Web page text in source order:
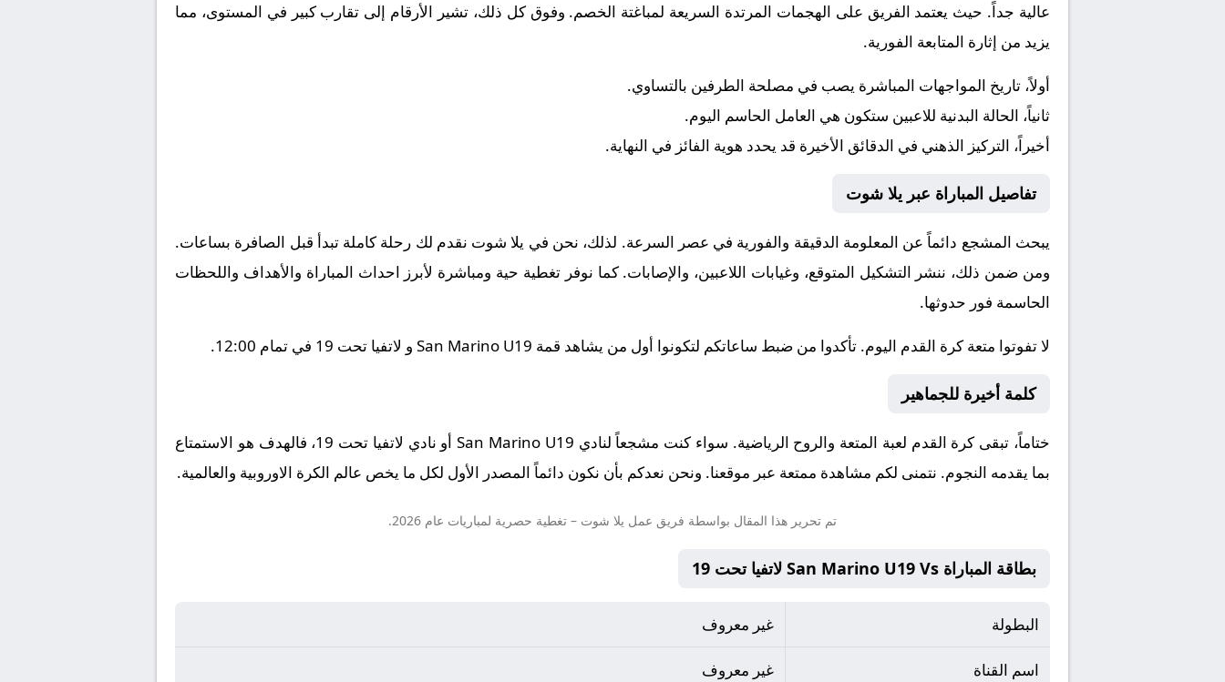
عالية جداً. حيث يعتمد الفريق على الهجمات المرتدة السريعة لمباغتة الخصم. وفوق كل ذلك، تشير الأرقام إلى تقارب كبير في المستوى، مما
يزيد من إثارة المتابعة الفورية.
أولاً، تاريخ المواجهات المباشرة يصب في مصلحة الطرفين بالتساوي.
ثانياً، الحالة البدنية للاعبين ستكون هي العامل الحاسم اليوم.
أخيراً، التركيز الذهني في الدقائق الأخيرة قد يحدد هوية الفائز في النهاية.
تفاصيل المباراة عبر يلا شوت
يبحث المشجع دائماً عن المعلومة الدقيقة والفورية في عصر السرعة. لذلك، نحن في يلا شوت نقدم لك رحلة كاملة تبدأ قبل الصافرة بساعات.
ومن ضمن ذلك، ننشر التشكيل المتوقع، وغيابات اللاعبين، والإصابات. كما نوفر تغطية حية ومباشرة لأبرز احداث المباراة والأهداف واللحظات
الحاسمة فور حدوثها.
لا تفوتوا متعة كرة القدم اليوم. تأكدوا من ضبط ساعاتكم لتكونوا أول من يشاهد قمة San Marino U19 و لاتفيا تحت 19 في تمام 12:00.
كلمة أخيرة للجماهير
ختاماً، تبقى كرة القدم لعبة المتعة والروح الرياضية. سواء كنت مشجعاً لنادي San Marino U19 أو نادي لاتفيا تحت 19، فالهدف هو الاستمتاع
بما يقدمه النجوم. نتمنى لكم مشاهدة ممتعة عبر موقعنا. ونحن نعدكم بأن نكون دائماً المصدر الأول لكل ما يخص عالم الكرة الاوروبية والعالمية.
تم تحرير هذا المقال بواسطة فريق عمل يلا شوت – تغطية حصرية لمباريات عام 2026.
بطاقة المباراة San Marino U19 Vs لاتفيا تحت 19
البطولة غير معروف
اسم القناة غير معروف